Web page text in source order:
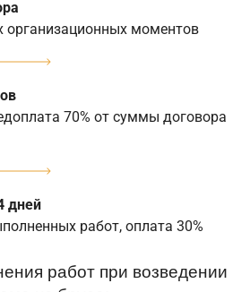
организационных моментов
70% от суммы договора
дней
работ, оплата 30%
работ при возведении